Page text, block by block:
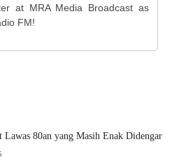
at MRA Media Broadcast as
FM!
Lawas 80an yang Masih Enak Didengar